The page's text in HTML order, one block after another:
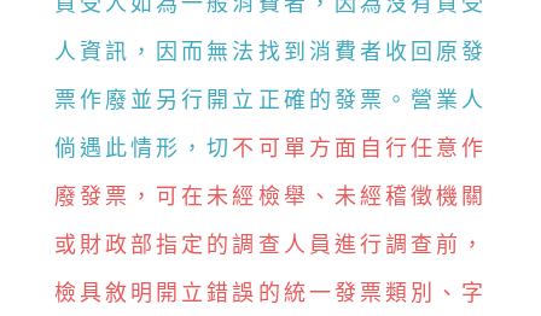
人資訊，因而無法找到消費者收回原發
票作廢並另行開立正確的發票。營業人
倘遇此情形，切 不可單方面自行任意作
廢發票，可在未經檢舉、未經稽徵機關
或財政部指定的調查人員進行調查前，
檢具敘明開立錯誤的統一發票類別、字